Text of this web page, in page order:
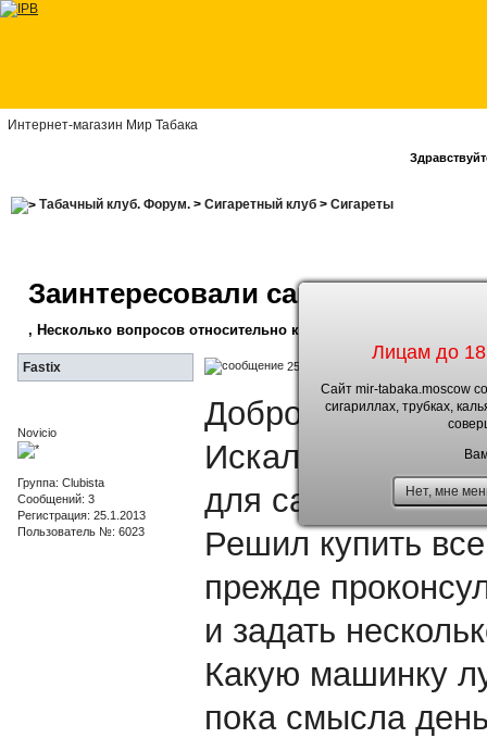
Интернет-магазин Мир Табака
Лицам до
Сайт mir-tabaka.moscow
сигариллах, трубках,
Нет, мне
Табачный клуб. Форум.> Сигаретный клуб> Сигареты
Заинтересовали самокрутки
, Несколько вопросов относительно курения самокруток
Fastix 25.1.2013, 15:47
Novicio
Группа: Clubista
Сообщений: 3
Регистрация: 25.1.2013
Пользователь №: 6023
Доброго времени
Искал в
для самокруток.
Решил купить
прежде
и задать
Какую машинку
пока смысла